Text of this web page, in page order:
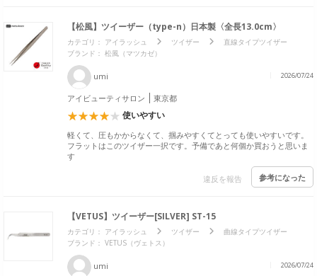
【松風】ツイーザー（type-n）日本製〈全長13.0cm〉
カテゴリ： アイラッシュ ツイザー
直線タイプツイザー
ブランド： 松風（マツカゼ）
umi 2026/07/24
アイビューティサロン 東京都
使いやすい
軽くて、圧もかからなくて、掴みやすくてとっても使いやすいです。
フラットはこのツイザー一択です。予備であと何個か買おうと思いま
す
違反を報告 参考になった
【VETUS】ツイーザー[SILVER] ST-15
カテゴリ： アイラッシュ ツイザー
曲線タイプツイザー
ブランド： VETUS（ヴェトス）
umi 2026/07/24